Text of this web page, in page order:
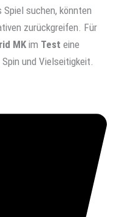
suchen, könnten
zurückgreifen. Für
MKim Test eine
und Vielseitigkeit.